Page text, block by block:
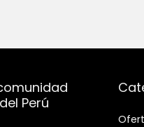
Perú